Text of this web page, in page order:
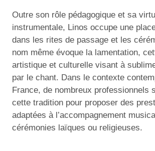
Outre son rôle pédagogique et sa
instrumentale, Linos occupe une
dans les rites de passage et les
nom même évoque la lamentation,
artistique et culturelle visant à
par le chant. Dans le contexte
France, de nombreux professionnels
cette tradition pour proposer des
adaptées à l’accompagnement
cérémonies laïques ou religieuses.